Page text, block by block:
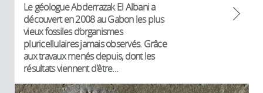
Le géologue Abderrazak El Albani a
découvert en 2008 au Gabon les plus
vieux fossiles d’organismes
pluricellulaires jamais observés. Grâce
aux travaux menés depuis, dont les
résultats viennent d'être...